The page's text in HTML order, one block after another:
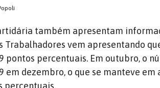
também apresentam
Trabalhadores vem apresentando
pontos percentuais. Em outubro, o
em dezembro, o que se manteve em
percentuais.